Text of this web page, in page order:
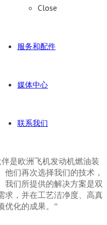
Close
服务和配件
媒体中心
联系我们
是欧洲飞机发动机燃油装
们再次选择我们的技术，
我们所提供的解决方案是双
求，并在工艺洁净度、高真
优化的成果。”